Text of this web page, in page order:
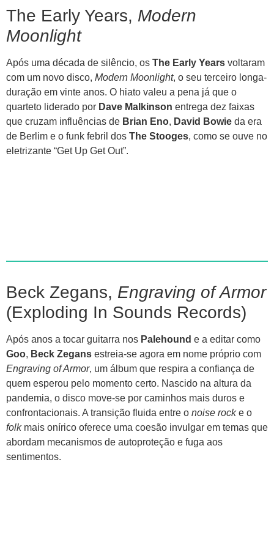
The Early Years, Modern
Moonlight
Após uma década de silêncio, os The Early Years voltaram
com um novo disco, Modern Moonlight, o seu terceiro longa-
duração em vinte anos. O hiato valeu a pena já que o
quarteto liderado por Dave Malkinson entrega dez faixas
que cruzam influências de Brian Eno, David Bowie da era
de Berlim e o funk febril dos The Stooges, como se ouve no
eletrizante “Get Up Get Out”.
Beck Zegans, Engraving of Armor
(Exploding In Sounds Records)
Após anos a tocar guitarra nos Palehound e a editar como
Goo, Beck Zegans estreia-se agora em nome próprio com
Engraving of Armor, um álbum que respira a confiança de
quem esperou pelo momento certo. Nascido na altura da
pandemia, o disco move-se por caminhos mais duros e
confrontacionais. A transição fluida entre o noise rocke o
folkmais onírico oferece uma coesão invulgar em temas que
abordam mecanismos de autoproteção e fuga aos
sentimentos.